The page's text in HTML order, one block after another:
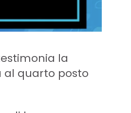
la
al quarto posto